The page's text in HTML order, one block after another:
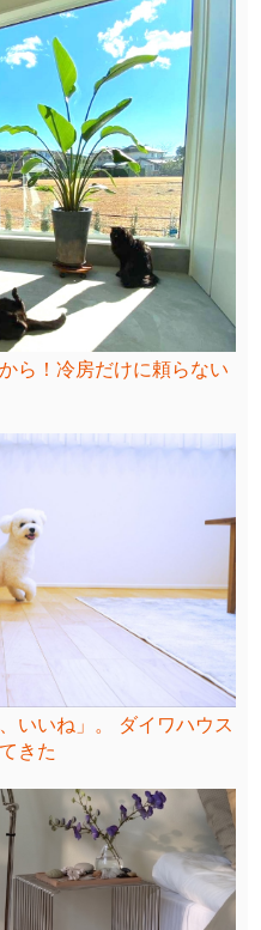
ら！冷房だけに頼らない
いいね」。 ダイワハウス
きた